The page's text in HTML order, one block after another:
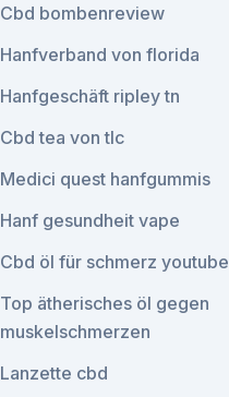
Cbd bombenreview
Hanfverband von florida
Hanfgeschäft ripley tn
Cbd tea von tlc
Medici quest hanfgummis
Hanf gesundheit vape
Cbd öl für schmerz youtube
Top ätherisches öl gegen
muskelschmerzen
Lanzette cbd